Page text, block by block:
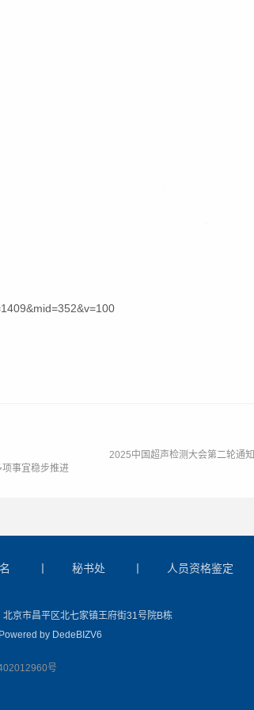
事宜稳步推进
2025中国超声检测大会第二轮通知
秘书处 人员资格鉴定
北京市昌平区北七家镇王府街31号院B栋
Powered by DedeBIZV6
号